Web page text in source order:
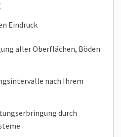
Eindruck
aller Oberflächen, Böden
nach Ihrem
durch